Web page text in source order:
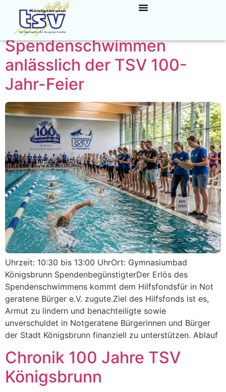
Autor: Hartmut Obst
Spendenschwimmen
anlässlich der TSV 100-
Jahr-Feier
Uhrzeit: 10:30 bis 13:00 UhrOrt: Gymnasiumbad
Königsbrunn SpendenbegünstigterDer Erlös des
Spendenschwimmens kommt dem Hilfsfondsfür in Not
geratene Bürger e.V. zugute.Ziel des Hilfsfonds ist es,
Armut zu lindern und benachteiligte sowie
unverschuldet in Notgeratene Bürgerinnen und Bürger
der Stadt Königsbrunn finanziell zu unterstützen. Ablauf
Chronik 100 Jahre TSV
Königsbrunn